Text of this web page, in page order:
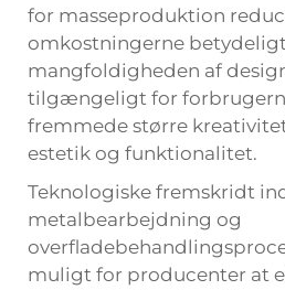
for masseproduktion
omkostningerne
mangfoldigheden af
tilgængeligt for
fremmede større
estetik og funktionalitet.
Teknologiske fremskridt
metalbearbejdning og
muligt for producenter at